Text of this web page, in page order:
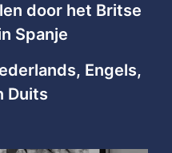
door het Britse
Spanje
Engels,
Duits